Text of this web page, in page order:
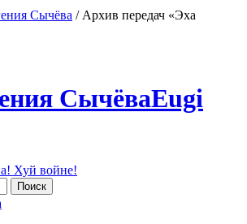
Сычёва / Архив передач «Эха
СычёваEugi
Хуй войне!